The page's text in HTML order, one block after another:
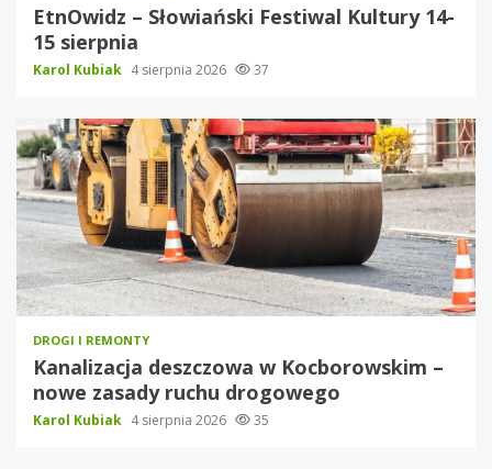
EtnOwidz – Słowiański Festiwal Kultury 14-
15 sierpnia
Karol Kubiak 4 sierpnia 2026 37
DROGI I REMONTY
Kanalizacja deszczowa w Kocborowskim –
nowe zasady ruchu drogowego
Karol Kubiak 4 sierpnia 2026 35